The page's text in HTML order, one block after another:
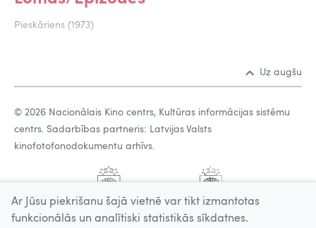
Pieskāriens (1973)
Uz augšu
© 2026 Nacionālais Kino centrs, Kultūras informācijas sistēmu
centrs. Sadarbības partneris: Latvijas Valsts
kinofotofonodokumentu arhīvs.
Ar Jūsu piekrišanu šajā vietnē var tikt izmantotas
funkcionālās un analītiski statistikās sīkdatnes.